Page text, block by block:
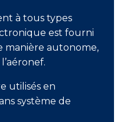
à tous types
est fourni
manière autonome,
utilisés en
système de